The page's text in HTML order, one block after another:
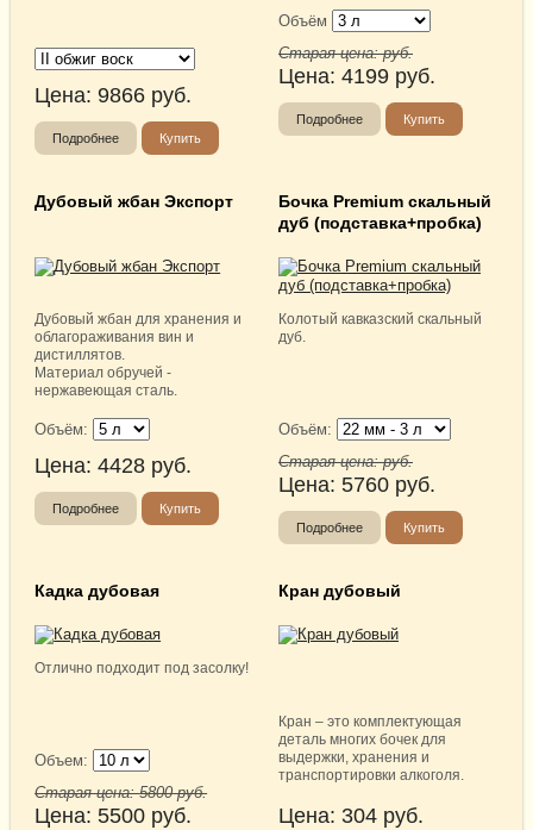
Цена:9866 руб.
Подробнее Купить
Объём
Старая цена:руб.
Цена: 4199 руб.
Подробнее Купить
Дубовый жбан Экспорт
Дубовый жбан для хранения и
облагораживания вин и
дистиллятов.
Материал обручей -
нержавеющая сталь.
Объём:
Цена:4428 руб.
Подробнее Купить
Бочка Premium скальный
дуб (подставка+пробка)
Колотый кавказский скальный
дуб.
Объём:
Старая цена:руб.
Цена: 5760 руб.
Подробнее Купить
Кадка дубовая
Отлично подходит под засолку!
Объем:
Старая цена:5800руб.
Цена:5500 руб.
Кран дубовый
Кран – это комплектующая
деталь многих бочек для
выдержки, хранения и
транспортировки алкоголя.
Цена: 304 руб.